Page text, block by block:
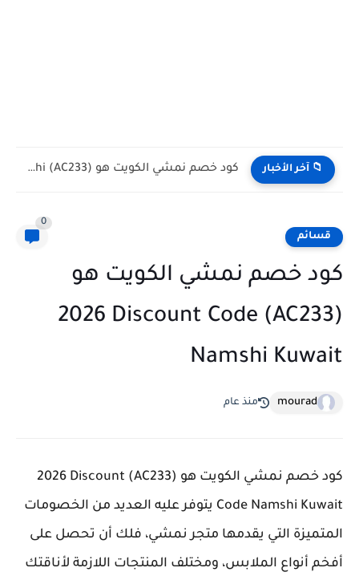
📁 آخر الأخبار كود خصم نمشي الكويت هو (AC233) 2026 Discount Code Namshi...
قسائم
0
كود خصم نمشي الكويت هو
(AC233) 2026 Discount Code
Namshi Kuwait
mourad منذ عام
كود خصم نمشي الكويت هو (AC233) 2026 Discount
Code Namshi Kuwait يتوفر عليه العديد من الخصومات
المتميزة التي يقدمها متجر نمشي، فلك أن تحصل على
أفخم أنواع الملابس، ومختلف المنتجات اللازمة لأناقتك